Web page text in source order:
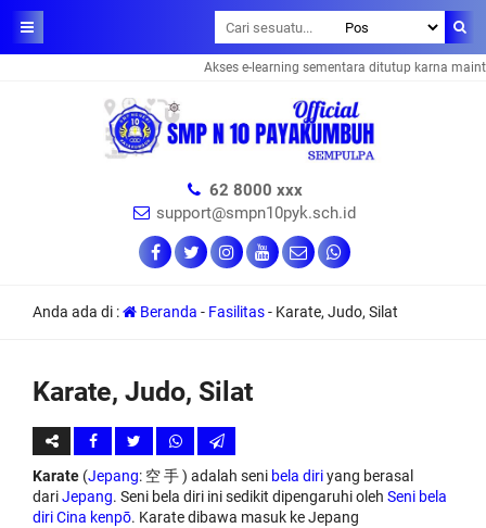
Akses e-learning sementara ditutup karna
62 8000 xxx
support@smpn10pyk.sch.id
Anda ada di : Beranda - Fasilitas- Karate, Judo, Silat
Karate, Judo, Silat
Karate (Jepang: 空 手 ) adalah seni bela diriyang berasal
dariJepang. Seni bela diri ini sedikit dipengaruhi oleh Seni bela
diri Cina kenpō. Karate dibawa masuk ke Jepang